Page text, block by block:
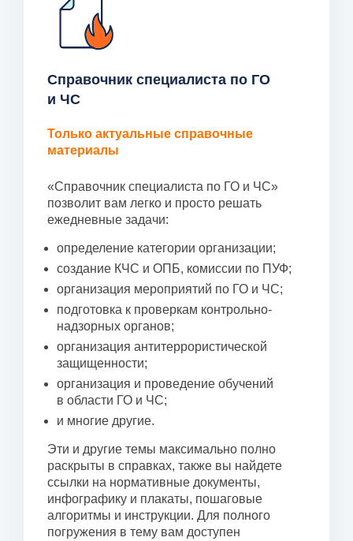
Справочник специалиста по ГО
и ЧС
Только актуальные справочные
материалы
«Справочник специалиста по ГО и ЧС»
позволит вам легко и просто решать
ежедневные задачи:
определение категории организации;
создание КЧС и ОПБ, комиссии по ПУФ;
организация мероприятий по ГО и ЧС;
подготовка к проверкам контрольно-
надзорных органов;
организация антитеррористической
защищенности;
организация и проведение обучений
в области ГО и ЧС;
и многие другие.
Эти и другие темы максимально полно
раскрыты в справках, также вы найдете
ссылки на нормативные документы,
инфографику и плакаты, пошаговые
алгоритмы и инструкции. Для полного
погружения в тему вам доступен